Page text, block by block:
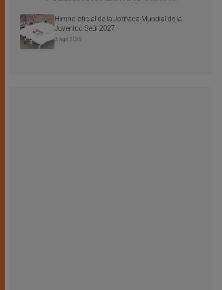
Himno oficial de la Jornada Mundial de la
Juventud Seúl 2027
3 Ago 2026